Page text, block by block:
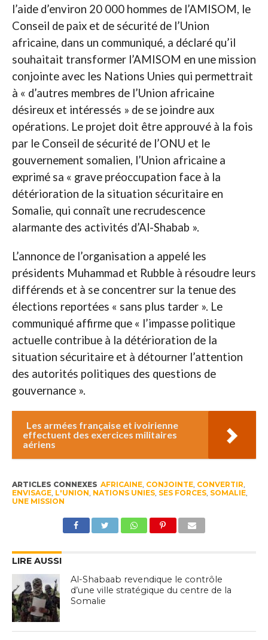
l’aide d’environ 20 000 hommes de l’AMISOM, le
Conseil de paix et de sécurité de l’Union
africaine, dans un communiqué, a déclaré qu’il
souhaitait transformer l’AMISOM en une mission
conjointe avec les Nations Unies qui permettrait
à « d’autres membres de l’Union africaine
désireux et intéressés » de se joindre aux
opérations. Le projet doit être approuvé à la fois
par le Conseil de sécurité de l’ONU et le
gouvernement somalien, l’Union africaine a
exprimé sa « grave préoccupation face à la
détérioration de la situation sécuritaire en
Somalie, qui connaît une recrudescence
alarmante des activités d’Al-Shabab ».
L’annonce de l’organisation a appelé les
présidents Muhammad et Rubble à résoudre leurs
différends et à se concentrer sur la tenue des
élections reportées « sans plus tarder ». Le
communiqué affirme que « l’impasse politique
actuelle contribue à la détérioration de la
situation sécuritaire et à détourner l’attention
des autorités politiques des questions de
gouvernance ».
Les armées française et ivoirienne
effectuent des exercices militaires
aériens
ARTICLES CONNEXES AFRICAINE, CONJOINTE, CONVERTIR,
ENVISAGE, L'UNION, NATIONS UNIES, SES FORCES, SOMALIE,
UNE MISSION
LIRE AUSSI
Al-Shabaab revendique le contrôle
d’une ville stratégique du centre de la
Somalie